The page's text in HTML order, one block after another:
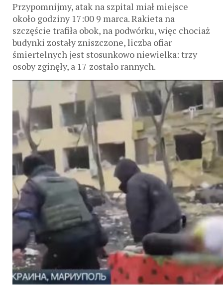
Przypomnijmy, atak na szpital miał miejsce
około godziny 17:00 9 marca. Rakieta na
szczęście trafiła obok, na podwórku, więc chociaż
budynki zostały zniszczone, liczba ofiar
śmiertelnych jest stosunkowo niewielka: trzy
osoby zginęły, a 17 zostało rannych.